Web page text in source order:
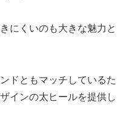
にくいのも大きな魅力と
ドともマッチしているた
インの太ヒールを提供し